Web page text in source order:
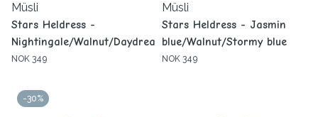
Müsli
Stars Heldress -
Nightingale/Walnut/Daydream
NOK 349
Müsli
Stars Heldress - Jasmin
blue/Walnut/Stormy blue
NOK 349
-30%